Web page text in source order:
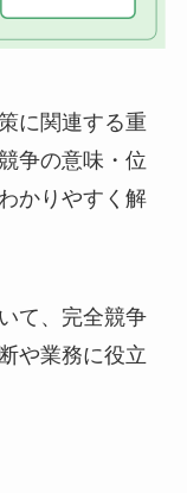
に関連する重
争の意味・位
かりやすく解
て、完全競争
や業務に役立